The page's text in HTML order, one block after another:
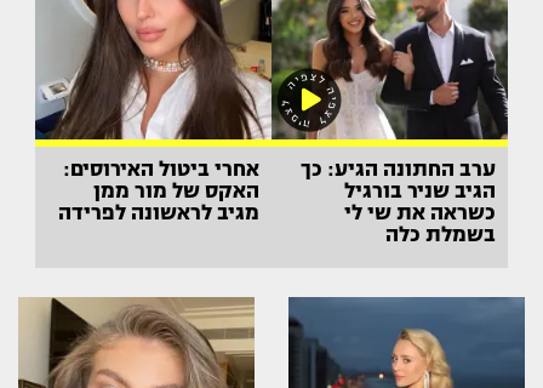
ערב החתונה הגיע: כך
הגיב שניר בורגיל
כשראה את שי לי
בשמלת כלה
אחרי ביטול האירוסים:
האקס של מור ממן
מגיב לראשונה לפרידה